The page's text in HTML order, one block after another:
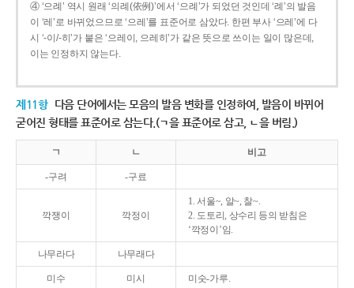
④ ‘으례’ 역시 원래 ‘의례(依例)’에서 ‘으례’가 되었던 것인데 ‘례’의 발음
이 ‘레’로 바뀌었으므로 ‘으레’를 표준어로 삼았다. 한편 부사 ‘으레’에 다
시 ‘-이/-히’가 붙은 ‘으레이, 으레히’가 같은 뜻으로 쓰이는 일이 많은데,
이는 인정하지 않는다.
제11항 다음 단어에서는 모음의 발음 변화를 인정하여, 발음이 바뀌어
굳어진 형태를 표준어로 삼는다.(ㄱ을 표준어로 삼고, ㄴ을 버림.)
ㄱ ㄴ 비고
-구려 -구료
깍쟁이 깍정이
1. 서울~, 알~, 찰~.
2. 도토리, 상수리 등의 받침은
‘깍정이’임.
나무라다 나무래다
미수 미시 미숫-가루.